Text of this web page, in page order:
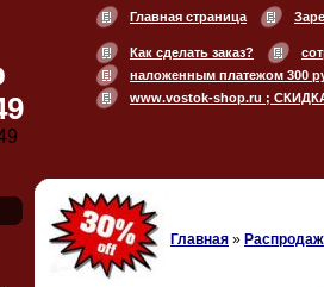
Главная страница
Как сделать заказ?
наложенным платежом 300
www.vostok-shop.ru ;
Главная »